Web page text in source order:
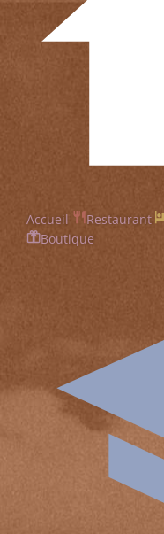
Accueil Restaurant
Boutique